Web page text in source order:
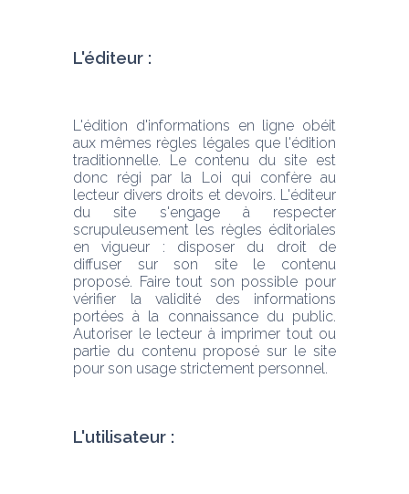
L'éditeur :
L'édition d'informations en ligne obéit
aux mêmes règles légales que l'édition
traditionnelle. Le contenu du site est
donc régi par la Loi qui confère au
lecteur divers droits et devoirs. L'éditeur
du site s'engage à respecter
scrupuleusement les règles éditoriales
en vigueur : disposer du droit de
diffuser sur son site le contenu
proposé. Faire tout son possible pour
vérifier la validité des informations
portées à la connaissance du public.
Autoriser le lecteur à imprimer tout ou
partie du contenu proposé sur le site
pour son usage strictement personnel.
L'utilisateur :